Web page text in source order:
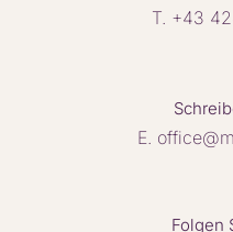
T. +43
E.
Folgen